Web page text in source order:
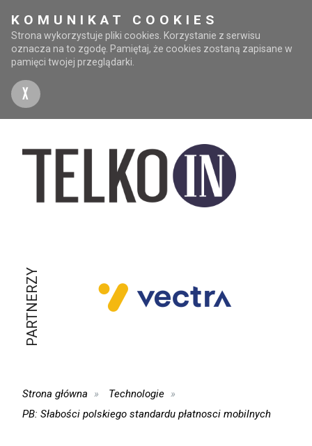
KOMUNIKAT COOKIES
Strona wykorzystuje pliki cookies. Korzystanie z serwisu
oznacza na to zgodę. Pamiętaj, że cookies zostaną zapisane w
pamięci twojej przeglądarki.
X
PARTNERZY
Strona główna
Technologie
PB: Słabości polskiego standardu płatnosci mobilnych